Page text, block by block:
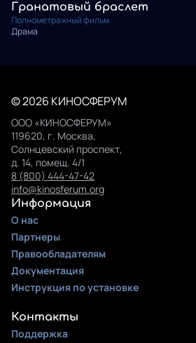
Гранатовый браслет
Полнометражный фильм
Драма
© 2026 КИНОСФЕРУМ
ООО «КИНОСФЕРУМ»
119620, г. Москва,
Солнцевский проспект,
д. 14, помещ. 4/1
8 (800) 444-47-42
info@kinosferum.org
Информация
О нас
Партнеры
Правообладателям
Документация
Инструкция по установке
Контакты
Поддержка